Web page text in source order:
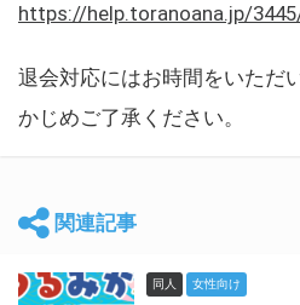
https://help.toranoana.jp/
退会対応にはお時間をいただ
かじめご了承ください。
関連記事
同人 女性向け